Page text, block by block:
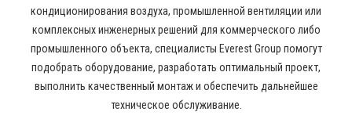
кондиционирования воздуха, промышленной вентиляции или
комплексных инженерных решений для коммерческого либо
промышленного объекта, специалисты Everest Group помогут
подобрать оборудование, разработать оптимальный проект,
выполнить качественный монтаж и обеспечить дальнейшее
техническое обслуживание.